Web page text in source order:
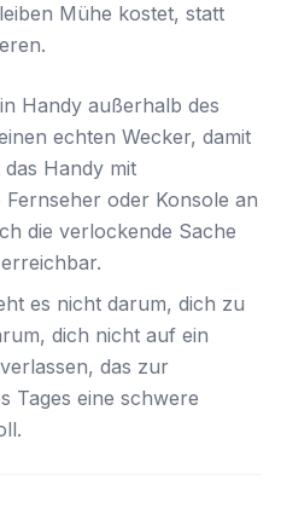
Mühe kostet, statt
Handy außerhalb des
echten Wecker, damit
Handy mit
oder Konsole an
die verlockende Sache
es nicht darum, dich zu
dich nicht auf ein
das zur
Tages eine schwere